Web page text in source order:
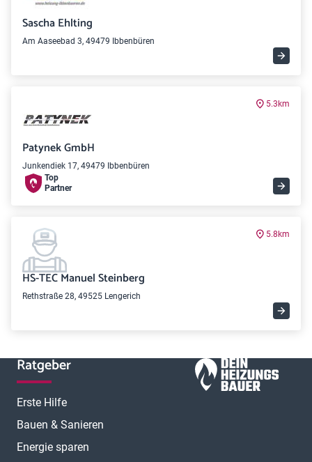
Sascha Ehlting
Am Aaseebad 3, 49479 Ibbenbüren
5.3km
Patynek GmbH
Junkendiek 17, 49479 Ibbenbüren
Top
Partner
5.8km
HS-TEC Manuel Steinberg
Rethstraße 28, 49525 Lengerich
Ratgeber
Erste Hilfe
Bauen & Sanieren
Energie sparen